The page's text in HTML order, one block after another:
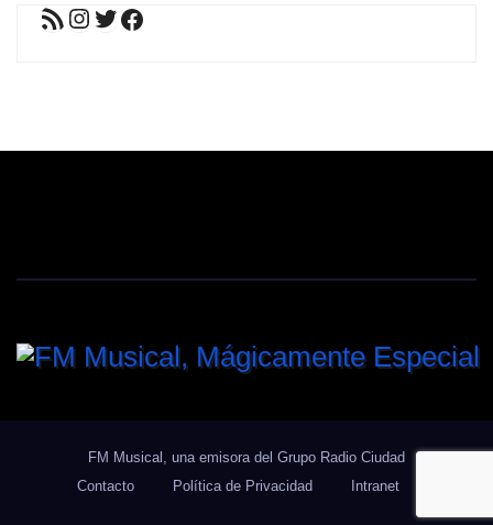
Feed RSSInstagram
Twitter
Facebook
FM Musical, una emisora del Grupo Radio Ciudad
Contacto
Política de Privacidad Intranet